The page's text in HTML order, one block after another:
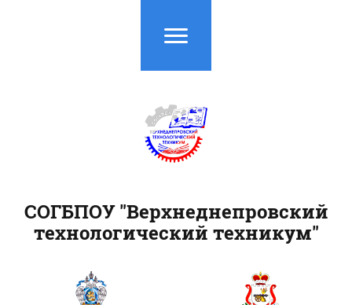
СОГБПОУ "Верхнеднепровский
технологический техникум"